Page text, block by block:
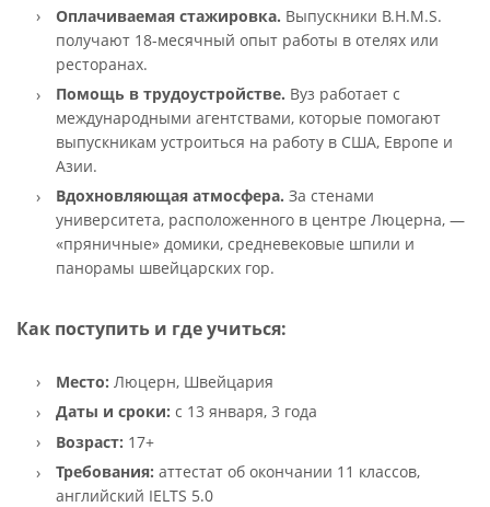
Оплачиваемая стажировка. Выпускники B.H.M.S.
получают 18-месячный опыт работы в отелях или
ресторанах.
Помощь в трудоустройстве. Вуз работает с
международными агентствами, которые помогают
выпускникам устроиться на работу в США, Европе и
Азии.
Вдохновляющая атмосфера. За стенами
университета, расположенного в центре Люцерна, —
«пряничные» домики, средневековые шпили и
панорамы швейцарских гор.
Как поступить и где учиться:
Место: Люцерн, Швейцария
Даты и сроки: с 13 января, 3 года
Возраст: 17+
Требования: аттестат об окончании 11 классов,
английский IELTS 5.0